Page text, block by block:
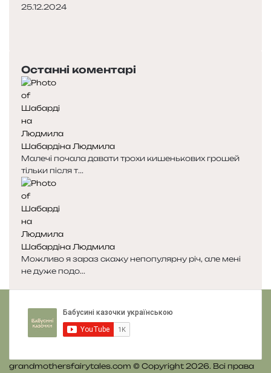
25.12.2024
р
е
д
н
я
с
т
о
р
і
н
к
а
т
у
п
н
а
с
т
о
р
і
н
к
а
Останні коментарі
Шабардіна Людмила
Малечі почала давати трохи кишенькових грошей
тільки після т...
Шабардіна Людмила
Можливо я зараз скажу непопулярну річ, але мені
не дуже подо...
grandmothersfairytales.com © Copyright 2026. Всі права